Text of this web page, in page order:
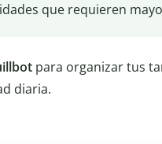
que requieren
para organizar tus
diaria.